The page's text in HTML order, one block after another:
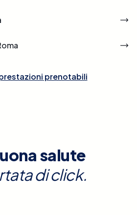
prenotabili
salute
di click.